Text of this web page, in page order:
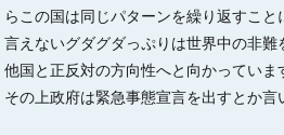
らこの国は同じパターンを繰り返すこ
言えないグダグダっぷりは世界中の非難
他国と正反対の方向性へと向かっていま
その上政府は緊急事態宣言を出すとか言